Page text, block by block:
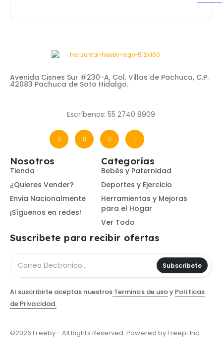
Avenida Cisnes Sur #230-A, Col. Villas de Pachuca, C.P.
42083 Pachuca de Soto Hidalgo.
Escríbenos: 55 2740 8909
Nosotros
Tienda
¿Quieres Vender?
Envia Nacionalmente
¡Síguenos en redes!
Categorías
Bebés y Paternidad
Deportes y Ejercicio
Herramientas y Mejoras
para el Hogar
Ver Todo
Suscribete para recibir ofertas
Subscribete
Al suscribirte aceptas nuestros Terminos de usoy Políticas
de Privacidad.
©2026 Freeby - All Rights Reserved. Powered by Freepi Inc